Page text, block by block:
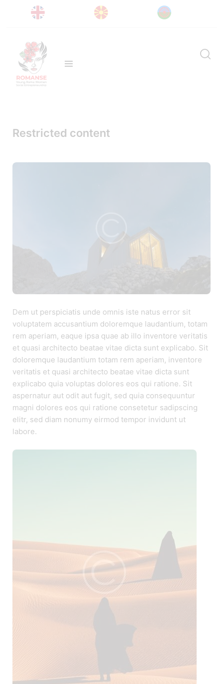
Restricted content
Dem ut perspiciatis unde omnis iste natus error sit
voluptatem accusantium doloremque laudantium, totam
rem aperiam, eaque ipsa quae ab illo inventore veritatis
et quasi architecto beatae vitae dicta sunt explicabo. Sit
doloremque laudantium totam rem aperiam, inventore
veritatis et quasi architecto beatae vitae dicta sunt
explicabo quia voluptas dolores eos qui ratione. Sit
aspernatur aut odit aut fugit, sed quia consequuntur
magni dolores eos qui ratione consetetur sadipscing
elitr, sed diam nonumy eirmod tempor invidunt ut
labore.